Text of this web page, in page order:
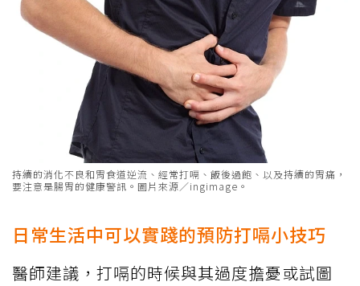
持續的消化不良和胃食道逆流、經常打嗝、飯後過飽、以及持續的胃痛，
要注意是腸胃的健康警訊。圖片來源／ingimage。
日常生活中可以實踐的預防打嗝小技巧
醫師建議，打嗝的時候與其過度擔憂或試圖